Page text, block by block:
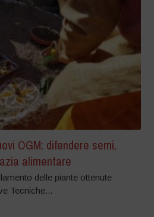
OGM: difendere semi,
alimentare
delle piante ottenute
Tecniche...